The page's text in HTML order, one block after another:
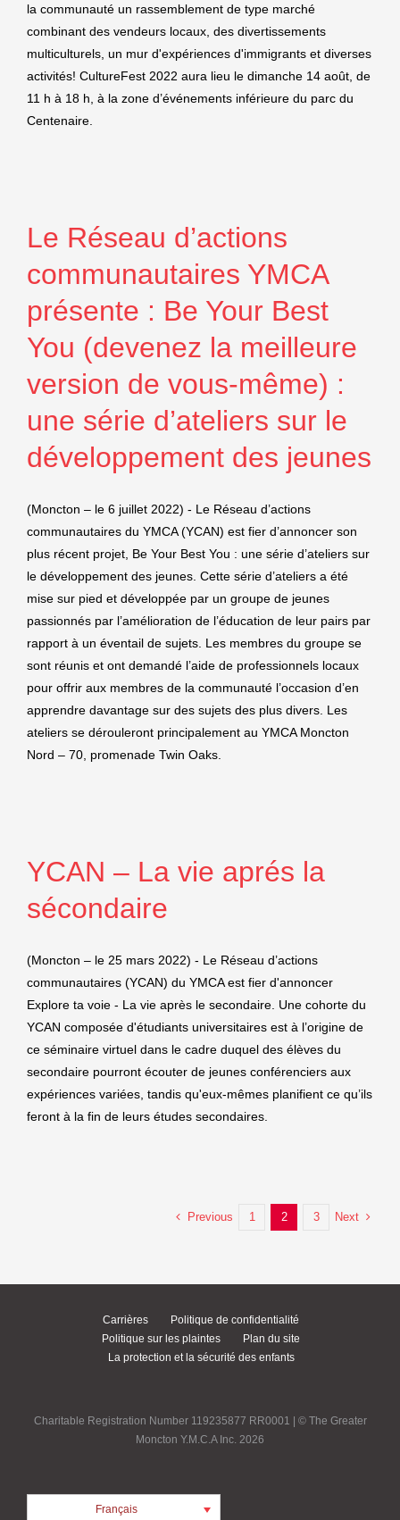
la communauté un rassemblement de type marché
combinant des vendeurs locaux, des divertissements
multiculturels, un mur d'expériences d'immigrants et diverses
activités! CultureFest 2022 aura lieu le dimanche 14 août, de
11 h à 18 h, à la zone d’événements inférieure du parc du
Centenaire.
Le Réseau d’actions
communautaires YMCA
présente : Be Your Best
You (devenez la meilleure
version de vous-même) :
une série d’ateliers sur le
développement des jeunes
(Moncton – le 6 juillet 2022) - Le Réseau d’actions
communautaires du YMCA (YCAN) est fier d’annoncer son
plus récent projet, Be Your Best You : une série d’ateliers sur
le développement des jeunes. Cette série d’ateliers a été
mise sur pied et développée par un groupe de jeunes
passionnés par l’amélioration de l’éducation de leur pairs par
rapport à un éventail de sujets. Les membres du groupe se
sont réunis et ont demandé l’aide de professionnels locaux
pour offrir aux membres de la communauté l’occasion d’en
apprendre davantage sur des sujets des plus divers. Les
ateliers se dérouleront principalement au YMCA Moncton
Nord – 70, promenade Twin Oaks.
YCAN – La vie aprés la
sécondaire
(Moncton – le 25 mars 2022) - Le Réseau d’actions
communautaires (YCAN) du YMCA est fier d'annoncer
Explore ta voie - La vie après le secondaire. Une cohorte du
YCAN composée d'étudiants universitaires est à l’origine de
ce séminaire virtuel dans le cadre duquel des élèves du
secondaire pourront écouter de jeunes conférenciers aux
expériences variées, tandis qu'eux-mêmes planifient ce qu’ils
feront à la fin de leurs études secondaires.
Previous 1 2 3 Next
Carrières
Politique de confidentialité
Politique sur les plaintes
Plan du site
La protection et la sécurité des enfants
Charitable Registration Number 119235877 RR0001 | © The Greater
Moncton Y.M.C.A Inc. 2026
Français